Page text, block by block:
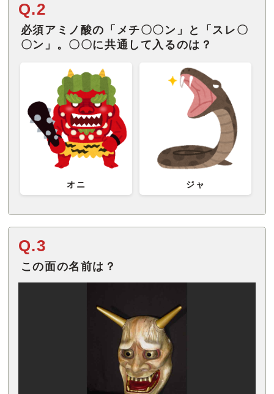
Q.2
必須アミノ酸の「メチ〇〇ン」と「スレ〇
〇ン」。〇〇に共通して入るのは？
オニ ジャ
Q.3
この面の名前は？